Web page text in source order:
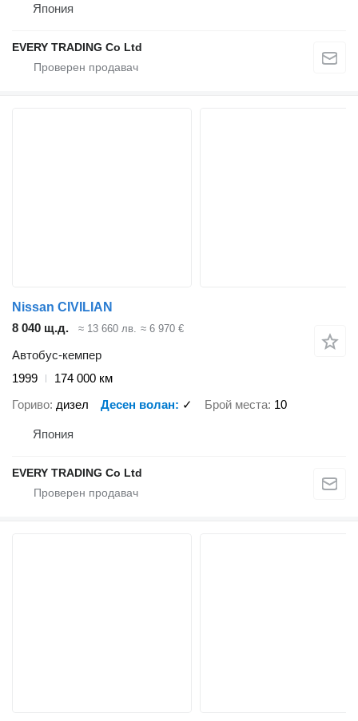
Япония
EVERY TRADING Co Ltd
Nissan CIVILIAN
8 040 щ.д.
≈ 13 660 лв. ≈ 6 970 €
Автобус-кемпер
1999
174 000 км
Гориво дизел Десен волан ✓ Брой места 10
Япония
EVERY TRADING Co Ltd